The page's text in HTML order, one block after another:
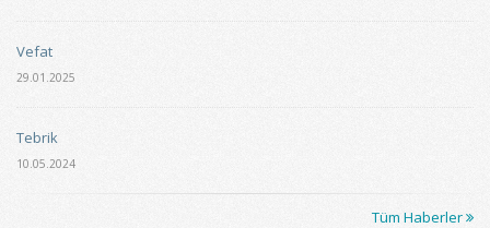
Vefat
29.01.2025
Tebrik
10.05.2024
Tüm Haberler